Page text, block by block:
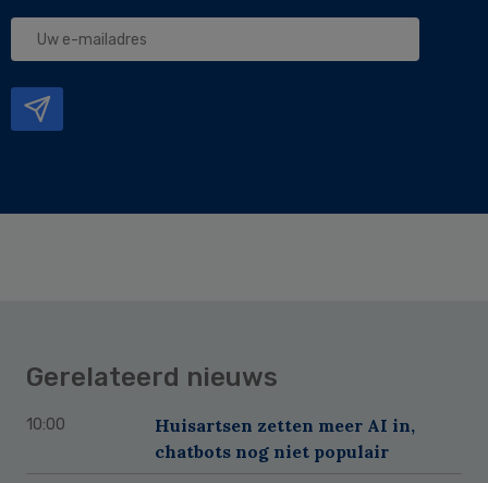
Uw
Gerelateerd nieuws
10:00
Huisartsen zetten meer AI in,
chatbots nog niet populair